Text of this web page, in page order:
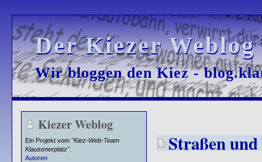
Der Kiezer
Der Kiezer
Wir bloggen den Kiez -
Wir bloggen den Kiez -
Kiezer Weblog
Ein Projekt vom "Kiez-Web-Team
Klausenerplatz".
Autoren
Straßen